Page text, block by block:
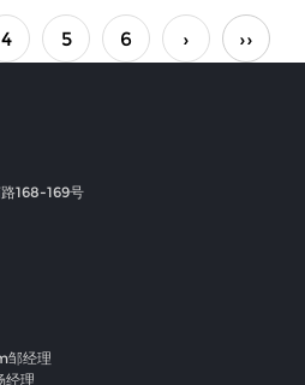
4 5 6 › ››
168-169号
邹经理
经理